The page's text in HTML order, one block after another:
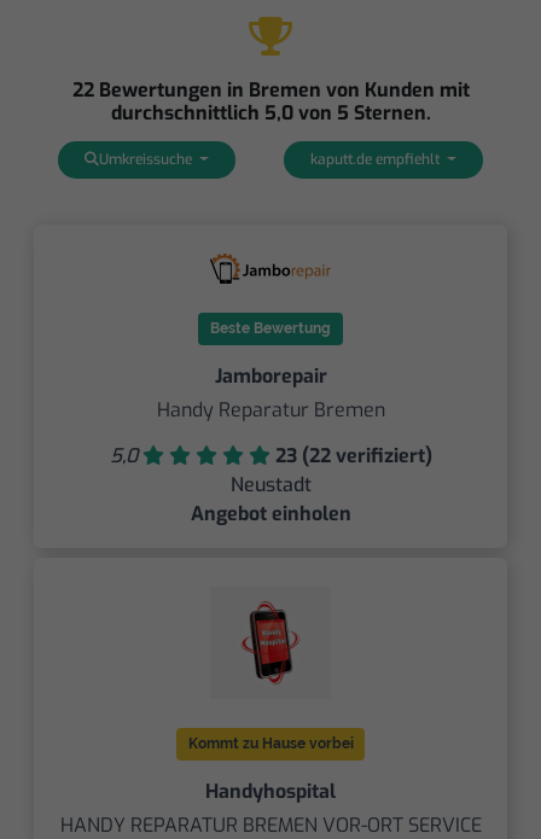
22 Bewertungen in Bremen von Kunden mit
durchschnittlich 5,0 von 5 Sternen.
Umkreissuche kaputt.de empfiehlt
Beste Bewertung
Jamborepair
Handy Reparatur Bremen
5,0
23 (22 verifiziert)
Neustadt
Angebot einholen
Kommt zu Hause vorbei
Handyhospital
HANDY REPARATUR BREMEN VOR-ORT SERVICE